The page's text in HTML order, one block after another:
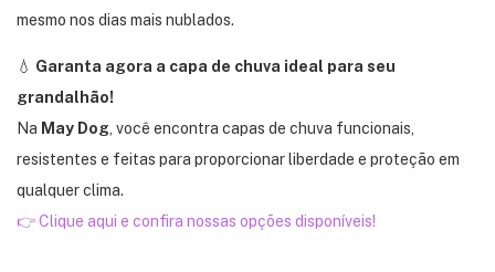
mesmo nos dias mais nublados.
💧 Garanta agora a capa de chuva ideal para seu
grandalhão!
Na May Dog, você encontra capas de chuva funcionais,
resistentes e feitas para proporcionar liberdade e proteção em
qualquer clima.
👉 Clique aqui e confira nossas opções disponíveis!